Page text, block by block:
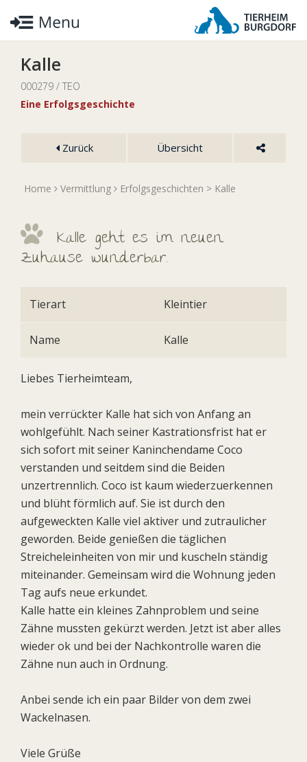
Kalle
000279 / TEO
Eine Erfolgsgeschichte
Zurück Übersicht
Home Vermittlung Erfolgsgeschichten > Kalle
Kalle geht es im neuen
Zuhause wunderbar.
Tierart Kleintier
Name Kalle
Liebes Tierheimteam,
mein verrückter Kalle hat sich von Anfang an
wohlgefühlt. Nach seiner Kastrationsfrist hat er
sich sofort mit seiner Kaninchendame Coco
verstanden und seitdem sind die Beiden
unzertrennlich. Coco ist kaum wiederzuerkennen
und blüht förmlich auf. Sie ist durch den
aufgeweckten Kalle viel aktiver und zutraulicher
geworden. Beide genießen die täglichen
Streicheleinheiten von mir und kuscheln ständig
miteinander. Gemeinsam wird die Wohnung jeden
Tag aufs neue erkundet.
Kalle hatte ein kleines Zahnproblem und seine
Zähne mussten gekürzt werden. Jetzt ist aber alles
wieder ok und bei der Nachkontrolle waren die
Zähne nun auch in Ordnung.
Anbei sende ich ein paar Bilder von dem zwei
Wackelnasen.
Viele Grüße